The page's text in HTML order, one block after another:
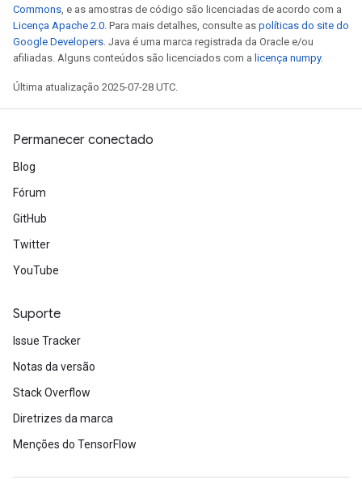
Commons, e as amostras de código são licenciadas de acordo com a
Licença Apache 2.0. Para mais detalhes, consulte as políticas do site do
Google Developers. Java é uma marca registrada da Oracle e/ou
afiliadas. Alguns conteúdos são licenciados com a licença numpy.
Última atualização 2025-07-28 UTC.
Permanecer conectado
Blog
Fórum
GitHub
Twitter
YouTube
Suporte
Issue Tracker
Notas da versão
Stack Overflow
Diretrizes da marca
Menções do TensorFlow